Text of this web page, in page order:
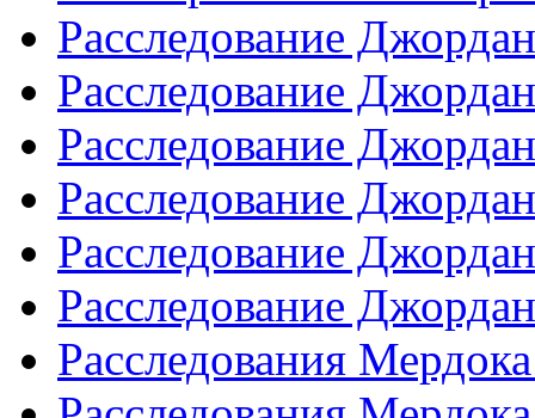
Расследование
Расследование
Расследование
Расследование
Расследование
Расследование
Расследования